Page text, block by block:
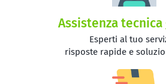
Assistenza
Esperti al tuo
risposte rapide e